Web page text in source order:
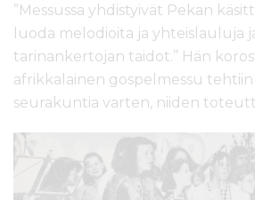
”Messussa yhdistyivät Pekan
luoda melodioita ja yhteislauluja
tarinankertojan taidot.” Hän
afrikkalainen gospelmessu
seurakuntia varten, niiden